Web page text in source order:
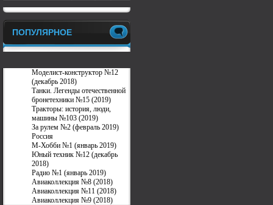
ПОПУЛЯРНОЕ
Моделист-конструктор №12
(декабрь 2018)
Танки. Легенды отечественной
бронетехники №15 (2019)
Тракторы: история, люди,
машины №103 (2019)
За рулем №2 (февраль 2019)
Россия
М-Хобби №1 (январь 2019)
Юный техник №12 (декабрь
2018)
Радио №1 (январь 2019)
Авиаколлекция №8 (2018)
Авиаколлекция №11 (2018)
Авиаколлекция №9 (2018)